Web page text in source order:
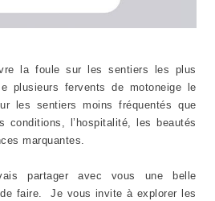
la foule sur les sentiers les plus
plusieurs fervents de motoneige le
les sentiers moins fréquentés que
conditions, l’hospitalité, les beautés
marquantes.
partager avec vous une belle
faire. Je vous invite à explorer les